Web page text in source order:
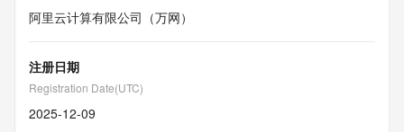
阿里云计算有限公司（万网）
注册日期
Registration Date(UTC)
2025-12-09